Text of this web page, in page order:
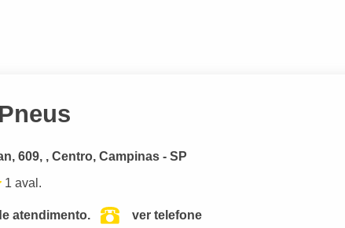
609, , Centro, Campinas - SP
1 aval.
atendimento. ver telefone